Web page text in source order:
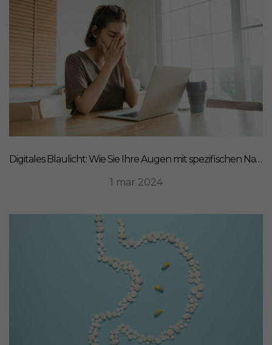
Digitales Blaulicht: Wie Sie Ihre Augen mit spezifischen Nahrungsergänzungsmitteln schützen können
1 mar 2024